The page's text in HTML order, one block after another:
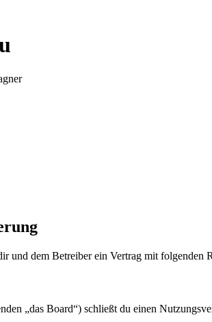
dem Betreiber ein Vertrag mit folgenden
„das Board“) schließt du einen